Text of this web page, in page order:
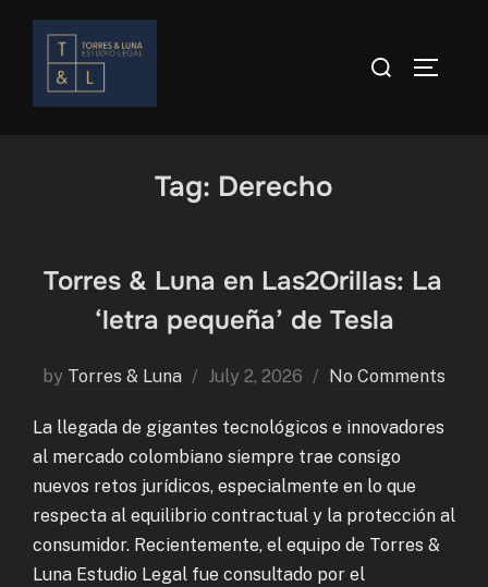
content
Search
Tag: Derecho
Torres & Luna en Las2Orillas: La
‘letra pequeña’ de Tesla
by Torres & Luna
Posted
July 2, 2026 No Comments
La llegada de gigantes tecnológicos e innovadores
al mercado colombiano siempre trae consigo
nuevos retos jurídicos, especialmente en lo que
respecta al equilibrio contractual y la protección al
consumidor. Recientemente, el equipo de Torres &
Luna Estudio Legal fue consultado por el